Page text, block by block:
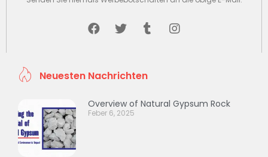
Neuesten Nachrichten
Overview of Natural Gypsum Rock
Feber 6, 2025